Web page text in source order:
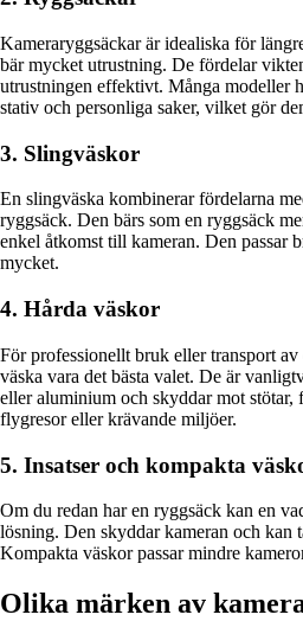
Kameraryggsäckar är idealiska för
bär mycket utrustning. De fördelar
utrustningen effektivt. Många modeller
stativ och personliga saker, vilket gör
3. Slingväskor
En slingväska kombinerar fördelarna
ryggsäck. Den bärs som en ryggsäck
enkel åtkomst till kameran. Den passar
mycket.
4. Hårda väskor
För professionellt bruk eller transport
väska vara det bästa valet. De är
eller aluminium och skyddar mot
flygresor eller krävande miljöer.
5. Insatser och kompakta
Om du redan har en ryggsäck kan en
lösning. Den skyddar kameran och kan
Kompakta väskor passar mindre
Olika märken av